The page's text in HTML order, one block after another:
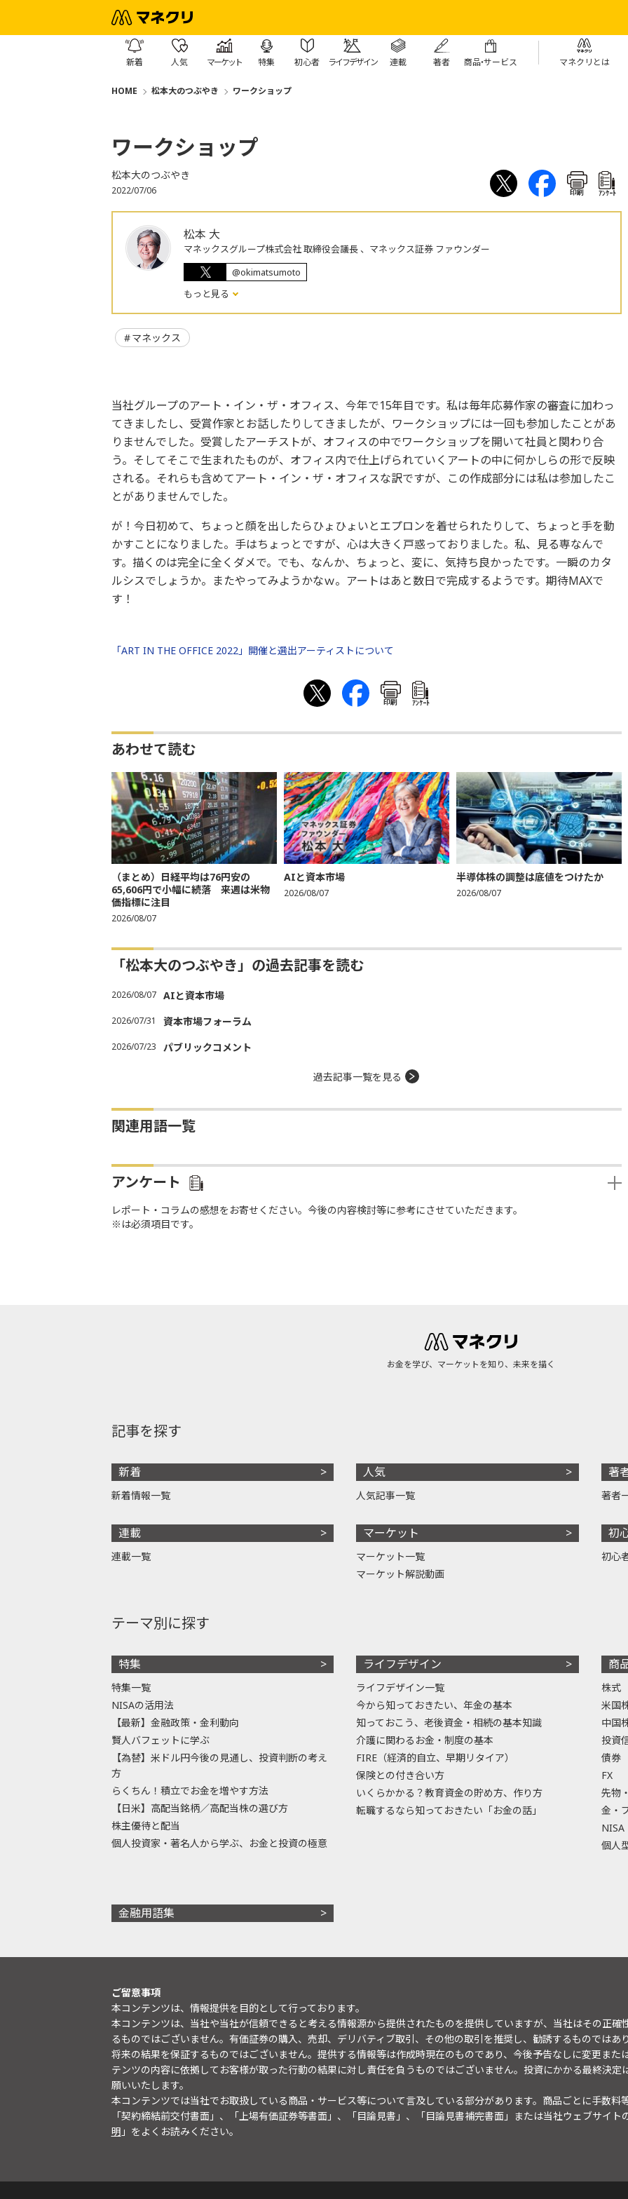
新着 人気 マーケット 特集 初心者 ライフデザイン 連載 著者 商品・サービス マネクリとは
HOME 松本大のつぶやき ワークショップ
ワークショップ
松本大のつぶやき
2022/07/06 印刷 ｱﾝｹｰﾄ
松本 大
マネックスグループ株式会社 取締役会議長 、マネックス証券 ファウンダー
@okimatsumoto
もっと見る
マネックス
当社グループのアート・イン・ザ・オフィス、今年で15年目です。私は毎年応募作家の審査に加わっ
てきましたし、受賞作家とお話したりしてきましたが、ワークショップには一回も参加したことがあ
りませんでした。受賞したアーチストが、オフィスの中でワークショップを開いて社員と関わり合
う。そしてそこで生まれたものが、オフィス内で仕上げられていくアートの中に何かしらの形で反映
される。それらも含めてアート・イン・ザ・オフィスな訳ですが、この作成部分には私は参加したこ
とがありませんでした。
が！今日初めて、ちょっと顔を出したらひょひょいとエプロンを着せられたりして、ちょっと手を動
かすことになりました。手はちょっとですが、心は大きく戸惑っておりました。私、見る専なんで
す。描くのは完全に全くダメで。でも、なんか、ちょっと、変に、気持ち良かったです。一瞬のカタ
ルシスでしょうか。またやってみようかなｗ。アートはあと数日で完成するようです。期待MAXで
す！
「ART IN THE OFFICE 2022」開催と選出アーティストについて
印刷 ｱﾝｹｰﾄ
あわせて読む
（まとめ）日経平均は76円安の
65,606円で小幅に続落 来週は米物
価指標に注目
2026/08/07
AIと資本市場
2026/08/07
半導体株の調整は底値をつけたか
2026/08/07
「松本大のつぶやき」の過去記事を読む
2026/08/07 AIと資本市場
2026/07/31 資本市場フォーラム
2026/07/23 パブリックコメント
過去記事一覧を見る
関連用語一覧
アンケート
レポート・コラムの感想をお寄せください。今後の内容検討等に参考にさせていただきます。
※は必須項目です。
お金を学び、マーケットを知り、未来を描く
記事を探す
新着
新着情報一覧
連載
連載一覧
人気
人気記事一覧
マーケット
マーケット一覧
マーケット解説動画
著
著者
初
初心
テーマ別に探す
特集
特集一覧
NISAの活用法
【最新】金融政策・金利動向
賢人バフェットに学ぶ
【為替】米ドル円今後の見通し、投資判断の考え
方
らくちん！積立でお金を増やす方法
【日米】高配当銘柄／高配当株の選び方
株主優待と配当
個人投資家・著名人から学ぶ、お金と投資の極意
ライフデザイン
ライフデザイン一覧
今から知っておきたい、年金の基本
知っておこう、老後資金・相続の基本知識
介護に関わるお金・制度の基本
FIRE（経済的自立、早期リタイア）
保険との付き合い方
いくらかかる？教育資金の貯め方、作り方
転職するなら知っておきたい「お金の話」
商
株式
米国
中国
投資
債券
FX
先物
金・
NISA
個人
金融用語集
ご留意事項
本コンテンツは、情報提供を目的として行っております。
本コンテンツは、当社や当社が信頼できると考える情報源から提供されたものを提供していますが、当社はその正
るものではございません。有価証券の購入、売却、デリバティブ取引、その他の取引を推奨し、勧誘するものではあ
将来の結果を保証するものではございません。提供する情報等は作成時現在のものであり、今後予告なしに変更また
テンツの内容に依拠してお客様が取った行動の結果に対し責任を負うものではございません。投資にかかる最終決
願いいたします。
本コンテンツでは当社でお取扱している商品・サービス等について言及している部分があります。商品ごとに手数料
「契約締結前交付書面」、「上場有価証券等書面」、「目論見書」、「目論見書補完書面」または当社ウェブサイト
明 」をよくお読みください。